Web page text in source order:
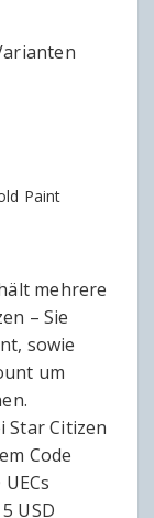
Paint
mehrere
– Sie
sowie
um
Star Citizen
Code
USD